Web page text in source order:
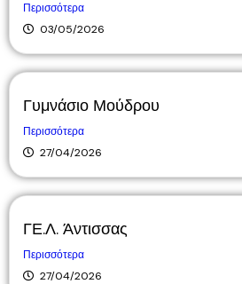
Περισσότερα
03/05/2026
Γυμνάσιο Μούδρου
Περισσότερα
27/04/2026
ΓΕ.Λ. Άντισσας
Περισσότερα
27/04/2026